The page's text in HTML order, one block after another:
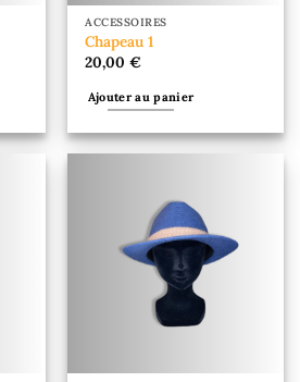
ACCESSOIRES
Chapeau 1
20,00€
Ajouter au panier